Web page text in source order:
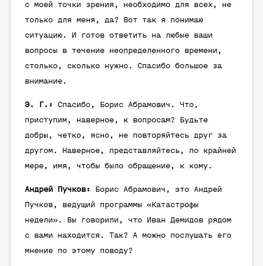
с моей точки зрения, необходимо для всех, не
только для меня, да? Вот так я понимаю
ситуацию. И готов ответить на любые ваши
вопросы в течение неопределенного времени,
столько, сколько нужно. Спасибо большое за
внимание.
Э. Г.:
Спасибо, Борис Абрамович. Что,
приступим, наверное, к вопросам? Будьте
добры, четко, ясно, не повторяйтесь друг за
другом. Наверное, представляйтесь, по крайней
мере, имя, чтобы было обращение, к кому.
Андрей Пучков:
Борис Абрамович, это Андрей
Пучков, ведущий программы «Катастрофы
недели». Вы говорили, что Иван Демидов рядом
с вами находится. Так? А можно послушать его
мнение по этому поводу?